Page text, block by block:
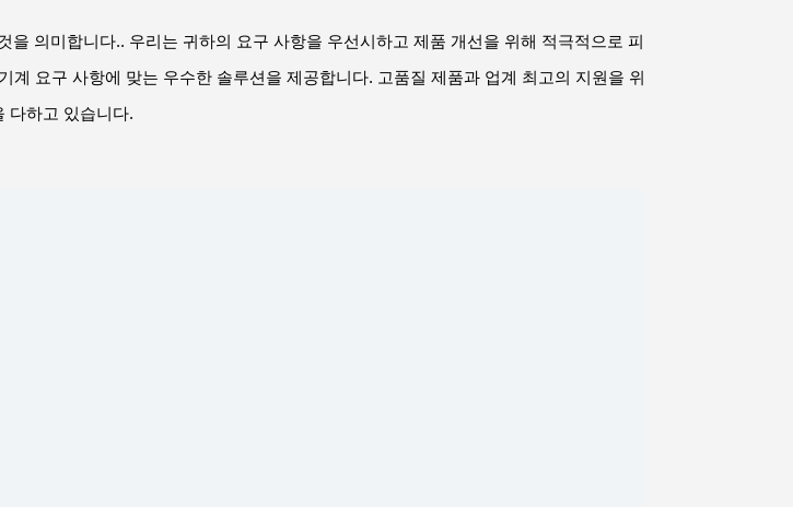
의미합니다.. 우리는 귀하의 요구 사항을 우선시하고 제품 개선을 위해 적극적으로 피
요구 사항에 맞는 우수한 솔루션을 제공합니다. 고품질 제품과 업계 최고의 지원을 위
다하고 있습니다.